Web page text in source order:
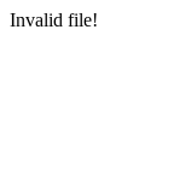
Invalid file!